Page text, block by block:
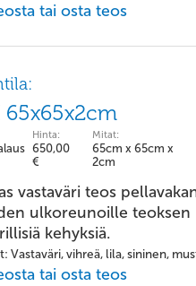
tai osta teos
65x65x2cm
Hinta:
650,00
€
Mitat:
65cm x 65cm x
2cm
vastaväri teos
ulkoreunoille teoksen
kehyksiä.
Vastaväri, vihreä, lila, sininen,
tai osta teos